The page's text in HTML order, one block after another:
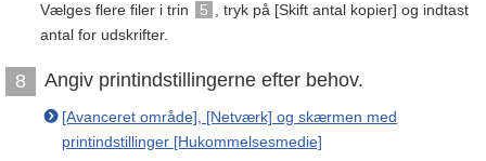
Vælges flere filer i trin 5
, tryk på [Skift antal kopier] og indtast
antal for udskrifter.
8 Angiv printindstillingerne efter behov.
[Avanceret område], [Netværk] og skærmen med
printindstillinger [Hukommelsesmedie]